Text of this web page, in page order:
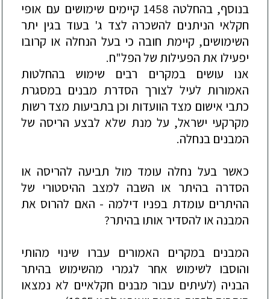
בנוסף,בהחלטה 1458 קיימים שימושים עם אופי
חקלאי הניתנים להשכרה לצד ג'בעודבגין יתר
השימושים, קיימת חובה כיבעל הנחלה או קרובו
יפעילו את הפעילות שלהפל"ח.
אנו עושיםבמקרים רבים שימושבהחלטות
האמורות לעיל לצורך הסדרת מבניםבמסגרת
כתבי אישום מצד הוועדות וכןבתביעות מצד רשות
מקרקעי ישראל, על מנת שלא לבצע הריסה של
המבנים בנחלה.
כאשרבעל נחלה עומד מול תביעה להריסה או
הסדרה בהיתר או השבה למצב ההיסטורי של
ההיתרים עומדת בפניו דילמה - האם להרוס את
המבנה או להסדיר אותובהיתר?
המבניםבמקרים האמורים עברו שינוי מהותי
והוסבו לשימוש אחר לגמרי מהשימושבהיתר
הבניה (לעיתים עבור מבנים חקלאיים לא נמצאו